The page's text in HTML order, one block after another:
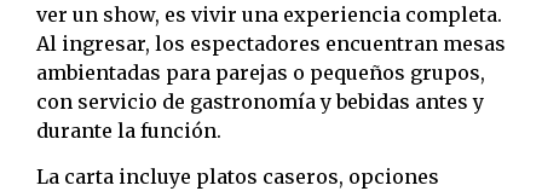
ver un show, es vivir una experiencia completa.
Al ingresar, los espectadores encuentran mesas
ambientadas para parejas o pequeños grupos,
con servicio de gastronomía y bebidas antes y
durante la función.
La carta incluye platos caseros, opciones